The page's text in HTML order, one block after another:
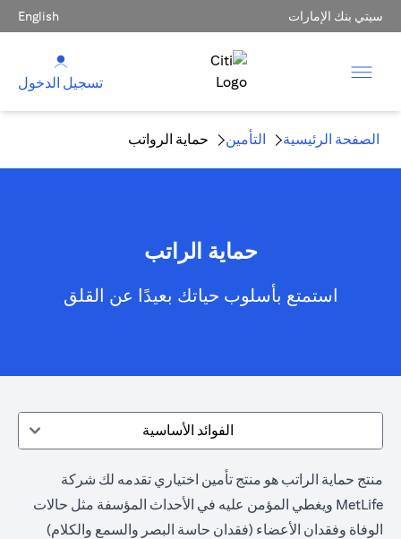
سيتي بنك الإمارات English
تسجيل الدخول
الصفحة الرئيسية التأمين حماية الرواتب
حماية الراتب
استمتع بأسلوب حياتك بعيدًا عن القلق
الفوائد الأساسية
منتج حماية الراتب هو منتج تأمين اختياري تقدمه لك شركة
MetLife ويغطي المؤمن عليه في الأحداث المؤسفة مثل حالات
الوفاة وفقدان الأعضاء (فقدان حاسة البصر والسمع والكلام)